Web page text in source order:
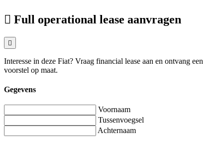
Full operational lease aanvragen
Interesse in deze Fiat? Vraag financial lease aan en ontvang een
voorstel op maat.
Gegevens
Voornaam
Tussenvoegsel
Achternaam